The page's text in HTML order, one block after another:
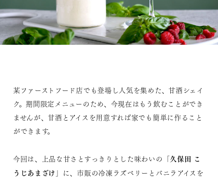
某ファーストフード店でも登場し人気を集めた、甘酒シェイ
ク。期間限定メニューのため、今現在はもう飲むことができ
ませんが、甘酒とアイスを用意すれば家でも簡単に作ること
ができます。
今回は、上品な甘さとすっきりとした味わいの「久保田 こ
うじあまざけ 」に、市販の冷凍ラズベリーとバニラアイスを